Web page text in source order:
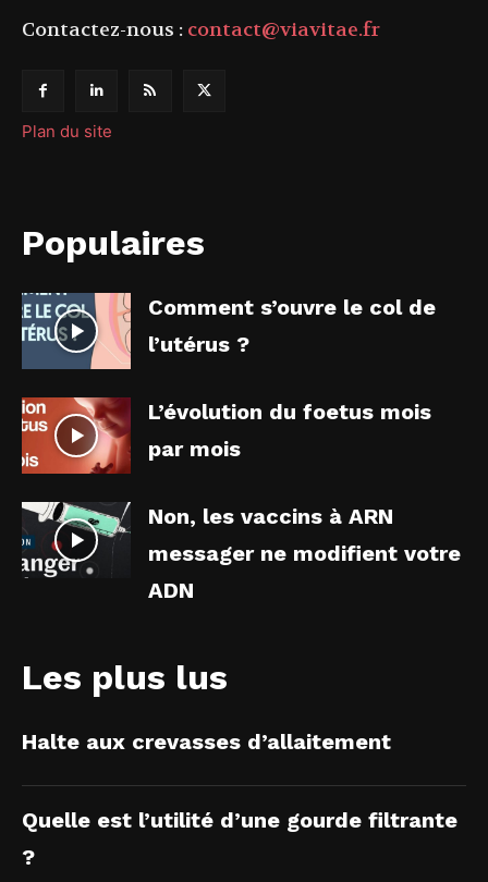
Contactez-nous : contact@viavitae.fr
Plan du site
Populaires
Comment s’ouvre le col de
l’utérus ?
L’évolution du foetus mois
par mois
Non, les vaccins à ARN
messager ne modifient votre
ADN
Les plus lus
Halte aux crevasses d’allaitement
Quelle est l’utilité d’une gourde filtrante
?